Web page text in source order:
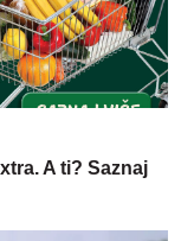
A ti? Saznaj